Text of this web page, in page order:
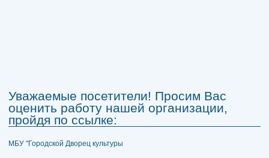
Уважаемые посетители! Просим Вас
оценить работу нашей организации,
пройдя по ссылке:
МБУ "Городской Дворец культуры